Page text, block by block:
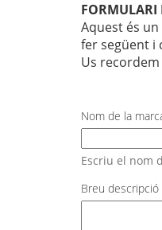
FORMULARI
Aquest és
fer següent i
Us
Nom de la
Escriu el nom
Breu descripció